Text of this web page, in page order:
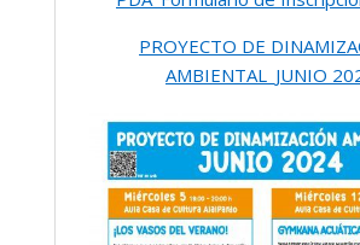
PROYECTO DE
AMBIENTAL_JUNIO